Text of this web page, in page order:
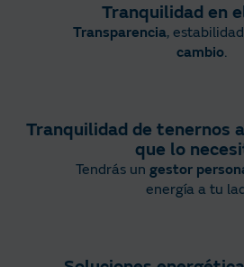
Tranquilidad en
Transparencia, estabilidad
cambio​.
Tranquilidad de tenernos
que lo
Tendrás un gestor
energía a tu